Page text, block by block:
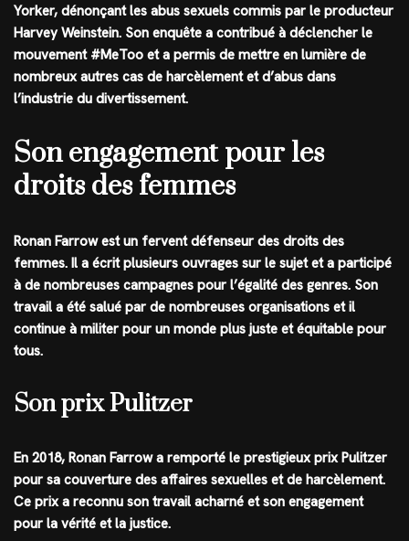
Yorker, dénonçant les abus sexuels commis par le producteur
Harvey Weinstein. Son enquête a contribué à déclencher le
mouvement #MeToo et a permis de mettre en lumière de
nombreux autres cas de harcèlement et d’abus dans
l’industrie du divertissement.
Son engagement pour les
droits des femmes
Ronan Farrow est un fervent défenseur des droits des
femmes. Il a écrit plusieurs ouvrages sur le sujet et a participé
à de nombreuses campagnes pour l’égalité des genres. Son
travail a été salué par de nombreuses organisations et il
continue à militer pour un monde plus juste et équitable pour
tous.
Son prix Pulitzer
En 2018, Ronan Farrow a remporté le prestigieux prix Pulitzer
pour sa couverture des affaires sexuelles et de harcèlement.
Ce prix a reconnu son travail acharné et son engagement
pour la vérité et la justice.